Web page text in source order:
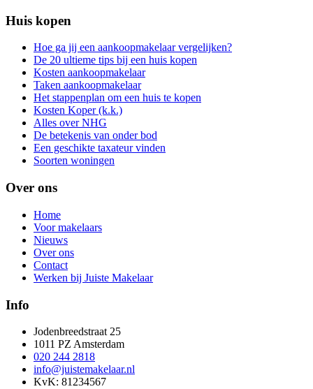
Huis kopen
Hoe ga jij een aankoopmakelaar vergelijken?
De 20 ultieme tips bij een huis kopen
Kosten aankoopmakelaar
Taken aankoopmakelaar
Het stappenplan om een huis te kopen
Kosten Koper (k.k.)
Alles over NHG
De betekenis van onder bod
Een geschikte taxateur vinden
Soorten woningen
Over ons
Home
Voor makelaars
Nieuws
Over ons
Contact
Werken bij Juiste Makelaar
Info
Jodenbreedstraat 25
1011 PZ Amsterdam
020 244 2818
info@juistemakelaar.nl
KvK: 81234567